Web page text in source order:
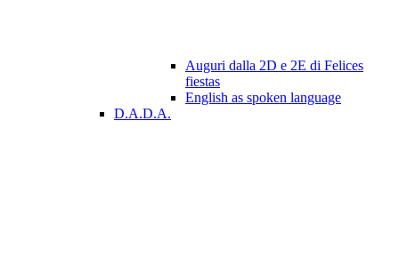
Auguri dalla 2D e 2E di Felices
fiestas
English as spoken language
D.A.D.A.